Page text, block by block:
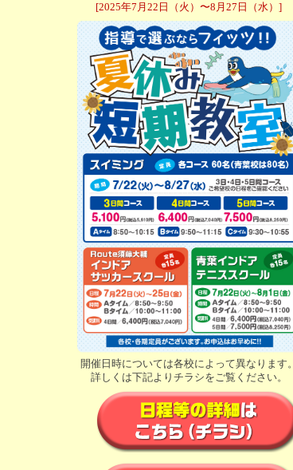
[2025年7月22日（火）〜8月27日（水）]
開催日時については各校によって異なります。
詳しくは下記よりチラシをご覧ください。